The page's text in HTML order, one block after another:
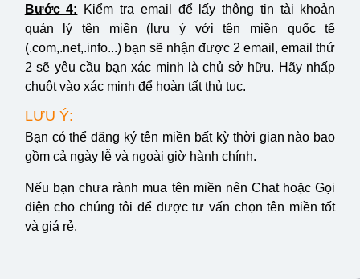
Bước 4: Kiểm tra email để lấy thông tin tài khoản
quản lý tên miền (lưu ý với tên miền quốc tế
(.com,.net,.info...) bạn sẽ nhận được 2 email, email thứ
2 sẽ yêu cầu bạn xác minh là chủ sở hữu. Hãy nhấp
chuột vào xác minh để hoàn tất thủ tục.
LƯU Ý:
Bạn có thể đăng ký tên miền bất kỳ thời gian nào bao
gồm cả ngày lễ và ngoài giờ hành chính.
Nếu bạn chưa rành mua tên miền nên Chat hoặc Gọi
điện cho chúng tôi để được tư vấn chọn tên miền tốt
và giá rẻ.